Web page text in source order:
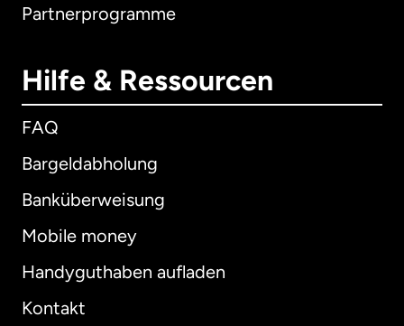
Partnerprogramme
Hilfe & Ressourcen
FAQ
Bargeldabholung
Banküberweisung
Mobile money
Handyguthaben aufladen
Kontakt